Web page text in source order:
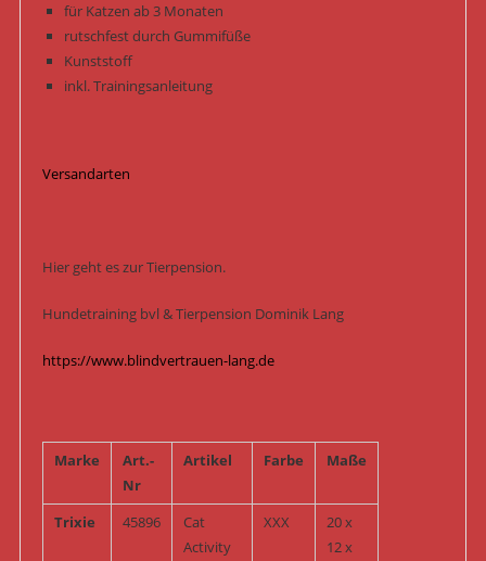
für Katzen ab 3 Monaten
rutschfest durch Gummifüße
Kunststoff
inkl. Trainingsanleitung
Versandarten
Hier geht es zur Tierpension.
Hundetraining bvl & Tierpension Dominik Lang
https://www.blindvertrauen-lang.de
Marke
Art.-
Nr
Artikel Farbe Maße
Trixie 45896
Cat
Activity
XXX
20 x
12 x